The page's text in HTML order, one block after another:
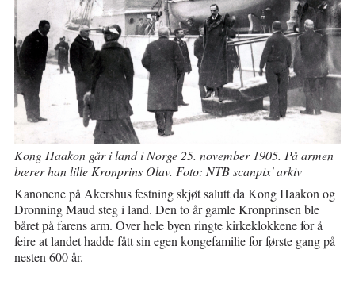
Kong Haakon går i land i Norge 25. november 1905. På armen
bærer han lille Kronprins Olav. Foto: NTB scanpix' arkiv
Kanonene på Akershus festning skjøt salutt da Kong Haakon og
Dronning Maud steg i land. Den to år gamle Kronprinsen ble
båret på farens arm. Over hele byen ringte kirkeklokkene for å
feire at landet hadde fått sin egen kongefamilie for første gang på
nesten 600 år.